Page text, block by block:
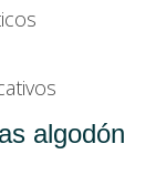
algodón